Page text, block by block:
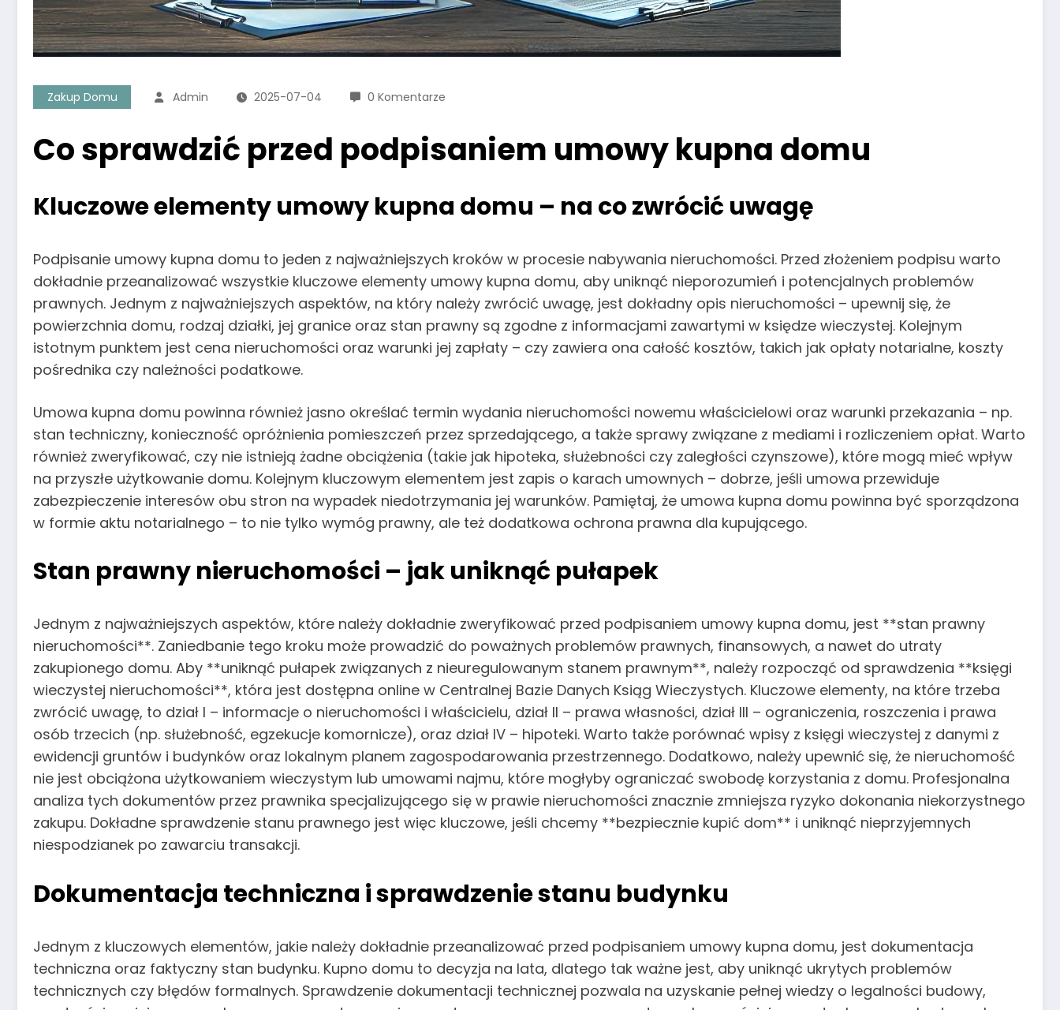
Zakup Domu Admin 2025-07-04 0 Komentarze
Co sprawdzić przed podpisaniem umowy kupna domu
Kluczowe elementy umowy kupna domu – na co zwrócić uwagę
Podpisanie umowy kupna domu to jeden z najważniejszych kroków w procesie nabywania nieruchomości. Przed złożeniem podpisu warto
dokładnie przeanalizować wszystkie kluczowe elementy umowy kupna domu, aby uniknąć nieporozumień i potencjalnych problemów
prawnych. Jednym z najważniejszych aspektów, na który należy zwrócić uwagę, jest dokładny opis nieruchomości – upewnij się, że
powierzchnia domu, rodzaj działki, jej granice oraz stan prawny są zgodne z informacjami zawartymi w księdze wieczystej. Kolejnym
istotnym punktem jest cena nieruchomości oraz warunki jej zapłaty – czy zawiera ona całość kosztów, takich jak opłaty notarialne, koszty
pośrednika czy należności podatkowe.
Umowa kupna domu powinna również jasno określać termin wydania nieruchomości nowemu właścicielowi oraz warunki przekazania – np.
stan techniczny, konieczność opróżnienia pomieszczeń przez sprzedającego, a także sprawy związane z mediami i rozliczeniem opłat. Warto
również zweryfikować, czy nie istnieją żadne obciążenia (takie jak hipoteka, służebności czy zaległości czynszowe), które mogą mieć wpływ
na przyszłe użytkowanie domu. Kolejnym kluczowym elementem jest zapis o karach umownych – dobrze, jeśli umowa przewiduje
zabezpieczenie interesów obu stron na wypadek niedotrzymania jej warunków. Pamiętaj, że umowa kupna domu powinna być sporządzona
w formie aktu notarialnego – to nie tylko wymóg prawny, ale też dodatkowa ochrona prawna dla kupującego.
Stan prawny nieruchomości – jak uniknąć pułapek
Jednym z najważniejszych aspektów, które należy dokładnie zweryfikować przed podpisaniem umowy kupna domu, jest **stan prawny
nieruchomości**. Zaniedbanie tego kroku może prowadzić do poważnych problemów prawnych, finansowych, a nawet do utraty
zakupionego domu. Aby **uniknąć pułapek związanych z nieuregulowanym stanem prawnym**, należy rozpocząć od sprawdzenia **księgi
wieczystej nieruchomości**, która jest dostępna online w Centralnej Bazie Danych Ksiąg Wieczystych. Kluczowe elementy, na które trzeba
zwrócić uwagę, to dział I – informacje o nieruchomości i właścicielu, dział II – prawa własności, dział III – ograniczenia, roszczenia i prawa
osób trzecich (np. służebność, egzekucje komornicze), oraz dział IV – hipoteki. Warto także porównać wpisy z księgi wieczystej z danymi z
ewidencji gruntów i budynków oraz lokalnym planem zagospodarowania przestrzennego. Dodatkowo, należy upewnić się, że nieruchomość
nie jest obciążona użytkowaniem wieczystym lub umowami najmu, które mogłyby ograniczać swobodę korzystania z domu. Profesjonalna
analiza tych dokumentów przez prawnika specjalizującego się w prawie nieruchomości znacznie zmniejsza ryzyko dokonania niekorzystnego
zakupu. Dokładne sprawdzenie stanu prawnego jest więc kluczowe, jeśli chcemy **bezpiecznie kupić dom** i uniknąć nieprzyjemnych
niespodzianek po zawarciu transakcji.
Dokumentacja techniczna i sprawdzenie stanu budynku
Jednym z kluczowych elementów, jakie należy dokładnie przeanalizować przed podpisaniem umowy kupna domu, jest dokumentacja
techniczna oraz faktyczny stan budynku. Kupno domu to decyzja na lata, dlatego tak ważne jest, aby uniknąć ukrytych problemów
technicznych czy błędów formalnych. Sprawdzenie dokumentacji technicznej pozwala na uzyskanie pełnej wiedzy o legalności budowy,